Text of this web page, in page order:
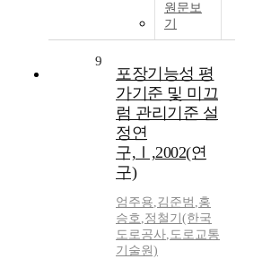
원문보
기
9
포장기능성 평
가기준 및 미끄
럼 관리기준 설
정연
구,Ⅰ,2002(연
구)
엄주용,김준범 ,홍
승호,정철기(한국
도로공사,도로교통
기술원)